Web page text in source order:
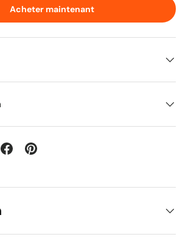
Acheter maintenant